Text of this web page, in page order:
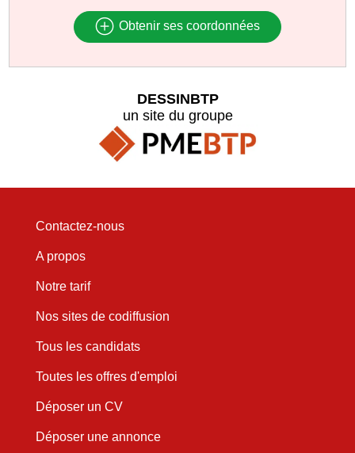
Obtenir ses coordonnées
DESSINBTP
un site du groupe
Contactez-nous
A propos
Notre tarif
Nos sites de codiffusion
Tous les candidats
Toutes les offres d'emploi
Déposer un CV
Déposer une annonce